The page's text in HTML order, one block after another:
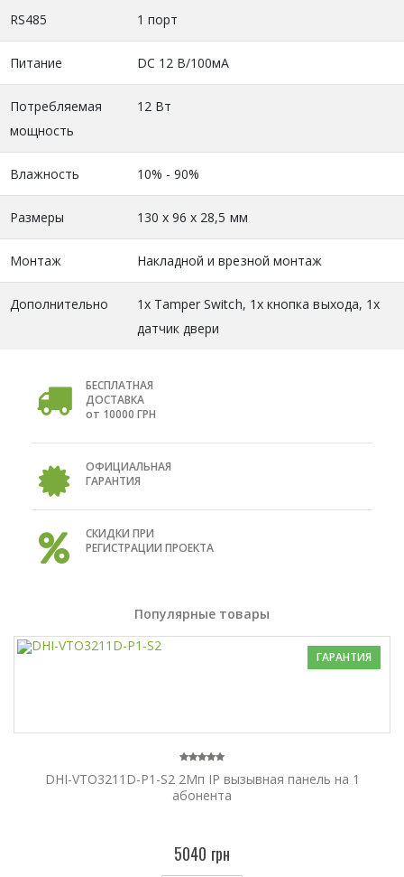
RS485 1 порт
Питание DC 12 В/100мА
Потребляемая
мощность
12 Вт
Влажность 10% - 90%
Размеры 130 х 96 х 28,5 мм
Монтаж Накладной и врезной монтаж
Дополнительно
1х Tamper Switch, 1х кнопка выхода, 1х
датчик двери
БЕСПЛАТНАЯ
ДОСТАВКА
от 10000 ГРН
ОФИЦИАЛЬНАЯ
ГАРАНТИЯ
СКИДКИ ПРИ
РЕГИСТРАЦИИ ПРОЕКТА
Популярные товары
ГАРАНТИЯ
DHI-VTO3211D-P1-S2 2Мп IP вызывная панель на 1
абонента
5040 грн